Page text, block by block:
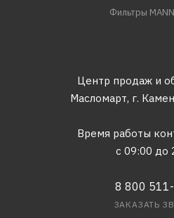
Фильтры
Центр продаж и
Масломарт, г.
Время работы
с 09:00 до
8 800
ЗАКАЗАТЬ